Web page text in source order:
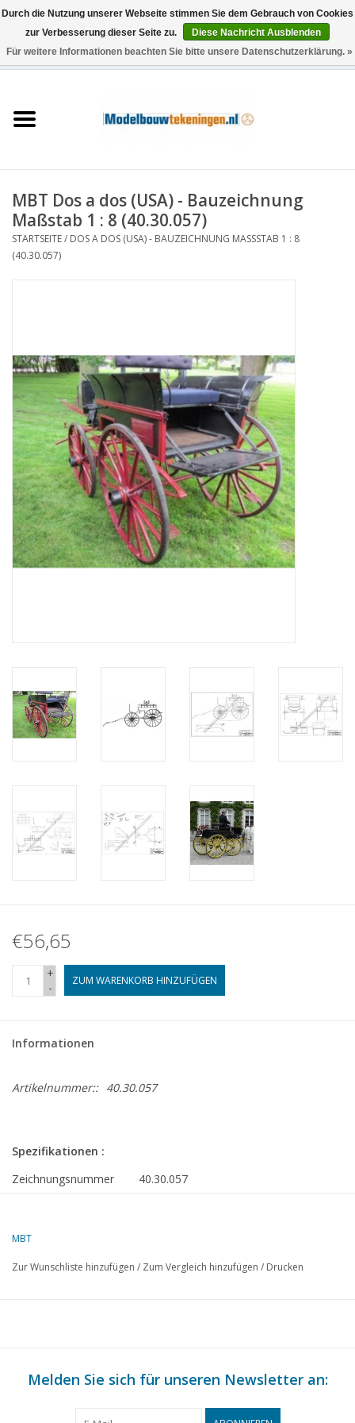
0 Artikel - €0,00
Schiffe
Holzbau
Landschaft
Zeitschriften
Neue Zeichnungen
NEUE ZEITSCHRIFTEN
ABONNEMENT DER
MODELLBAUER
MBT Dos a dos (USA) - Bauzeichnung
Maßstab 1 : 8 (40.30.057)
STARTSEITE/ DOS A DOS (USA) - BAUZEICHNUNG MASSSTAB 1 : 8 (
40.30.057)
€56,65
+
-
ZUM WARENKORB HINZUFÜGEN
Informationen
Artikelnummer:: 40.30.057
Spezifikationen :
Zeichnungsnummer
40.30.057
Beschreibung
Qualität
C
Anzahl Blätter A0
0
MBT
Zur Wunschliste hinzufügen / Zum Vergleich hinzufügen / Drucken
Melden Sie sich für unseren Newsletter an:
Durch die Nutzung unserer Webseite stimmen Sie dem Gebrauch von Cookies
zur Verbesserung dieser Seite zu.
Diese Nachricht Ausblenden
Für weitere Informationen beachten Sie bitte unsere Datenschutzerklärung. »